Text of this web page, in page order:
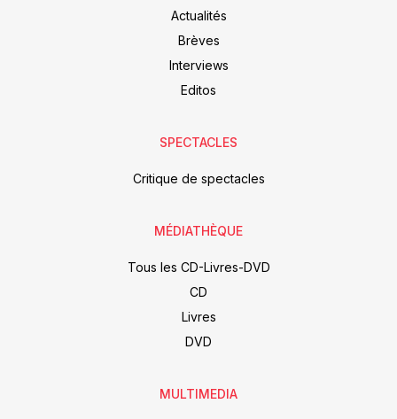
Actualités
Brèves
Interviews
Editos
SPECTACLES
Critique de spectacles
MÉDIATHÈQUE
Tous les CD-Livres-DVD
CD
Livres
DVD
MULTIMEDIA